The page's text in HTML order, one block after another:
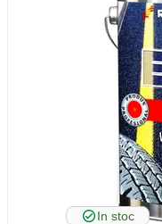
In stoc